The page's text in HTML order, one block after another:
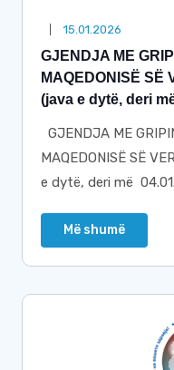
15.01.2026
GJENDJA ME
MAQEDONISË SË
(java e dytë, deri
GJENDJA ME
MAQEDONISË SË
e dytë, deri më
Më shumë